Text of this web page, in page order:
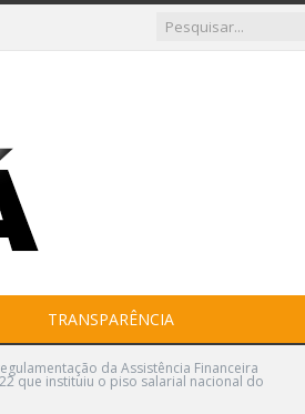
TRANSPARÊNCIA
da Assistência Financeira
que instituiu o piso salarial nacional do